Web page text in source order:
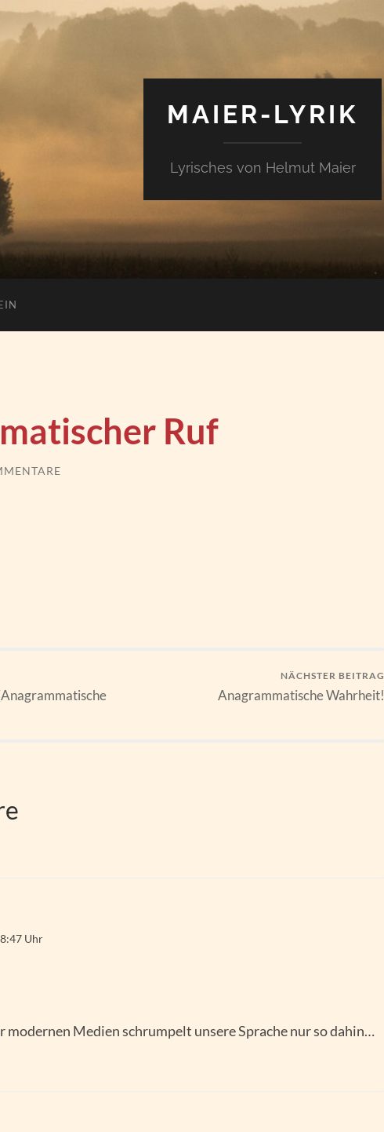
MAIER-LYRIK
Lyrisches von Helmut Maier
Ruf
NÄCHSTER BEITRAG
Anagrammatische Wahrheit!
Uhr
modernen Medien schrumpelt unsere Sprache nur so dahin…